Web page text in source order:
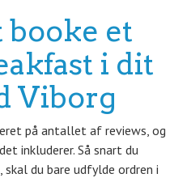
et
i dit
Viborg
på antallet af reviews, og
inkluderer. Så snart du
du bare udfylde ordren i